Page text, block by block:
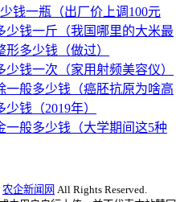
钱一瓶（出厂价上调100元
少钱一斤（我国哪里的大米最
形多少钱（做过）
少钱一次（家用射频美容仪）
一般多少钱（癌胚抗原为啥高
钱（2019年）
一般多少钱（大学期间这5种
农企新闻网 All Rights Reserved.